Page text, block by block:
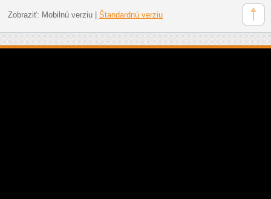
Zobraziť: Mobilnú verziu| Štandardnú verziu